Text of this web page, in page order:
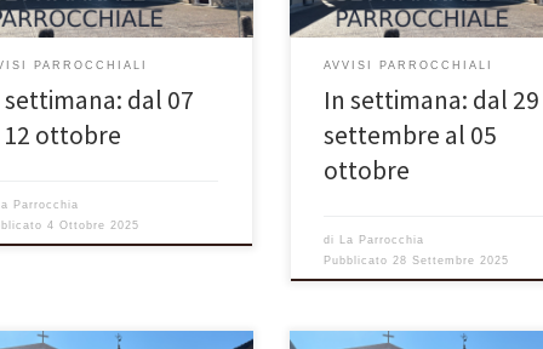
un granello di senape,
e vai a piantarti nel mare”,
PARROCCHIALI
settimana: dal 07
12 ottobre
La Parrocchia
4 Ottobre 2025
finissimo, e ogni giorno si dava a
Lazzaro, stava alla sua […]
AVVISI PARROCCHIALI
In settimana: dal 29
settembre al 05
ottobre
di
La Parrocchia
Pubblicato 28 Settembre 2025